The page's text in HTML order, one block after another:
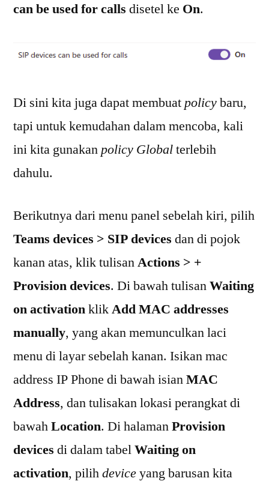
can be used for calls disetel ke On.
Di sini kita juga dapat membuatpolicybaru,
tapi untuk kemudahan dalam mencoba, kali
ini kita gunakanpolicy Globalterlebih
dahulu.
Berikutnya dari menu panel sebelah kiri, pilih
Teams devices > SIP devices dan di pojok
kanan atas, klik tulisanActions > +
Provision devices. Di bawah tulisanWaiting
on activationklikAdd MAC addresses
manually, yang akan memunculkan laci
menu di layar sebelah kanan. Isikan mac
address IP Phone di bawah isianMAC
Address, dan tulisakan lokasi perangkat di
bawahLocation. Di halamanProvision
devices di dalam tabelWaiting on
activation, pilihdeviceyang barusan kita